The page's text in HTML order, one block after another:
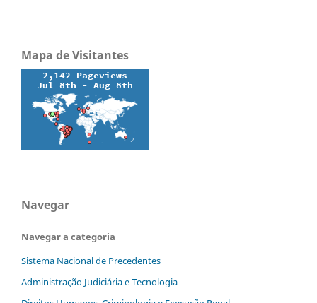
Mapa de Visitantes
Navegar
Navegar a categoria
Sistema Nacional de Precedentes
Administração Judiciária e Tecnologia